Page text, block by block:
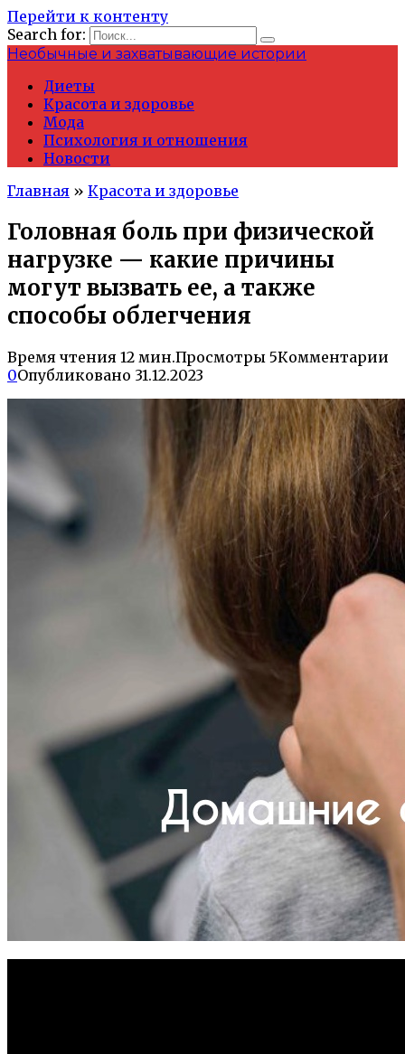
Перейти к контенту
Search for:
Необычные и захватывающие истории
Диеты
Красота и здоровье
Мода
Психология и отношения
Новости
Главная » Красота и здоровье
Головная боль при физической
нагрузке — какие причины
могут вызвать ее, а также
способы облегчения
Время чтения 12 мин.Просмотры 5Комментарии
0Опубликовано 31.12.2023